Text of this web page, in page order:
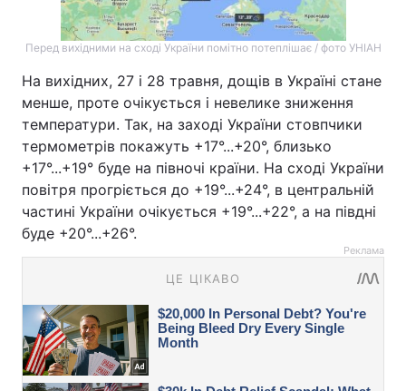
Перед вихідними на сході України помітно потеплішає / фото УНІАН
На вихідних, 27 і 28 травня, дощів в Україні стане
менше, проте очікується і невелике зниження
температури. Так, на заході України стовпчики
термометрів покажуть +17°...+20°, близько
+17°...+19° буде на півночі країни. На сході України
повітря прогріється до +19°...+24°, в центральній
частині України очікується +19°...+22°, а на півдні
буде +20°...+26°.
Реклама